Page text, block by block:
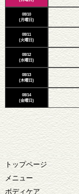
08/10
(月曜日)
08/11
(火曜日)
08/12
(水曜日)
08/13
(木曜日)
08/14
(金曜日)
トップページ
メニュー
ボディケア